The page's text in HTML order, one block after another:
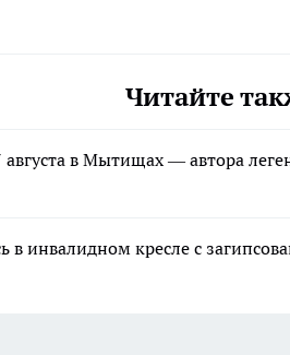
Читайте
в Мытищах — автора
в инвалидном кресле с